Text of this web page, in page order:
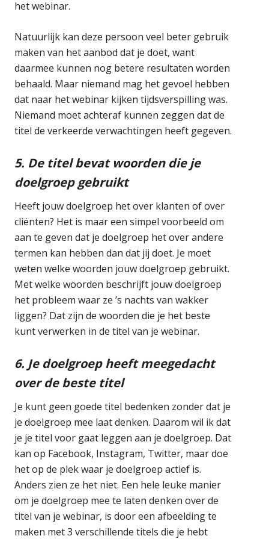
het webinar.
Natuurlijk kan deze persoon veel beter gebruik
maken van het aanbod dat je doet, want
daarmee kunnen nog betere resultaten worden
behaald. Maar niemand mag het gevoel hebben
dat naar het webinar kijken tijdsverspilling was.
Niemand moet achteraf kunnen zeggen dat de
titel de verkeerde verwachtingen heeft gegeven.
5. De titel bevat woorden die je
doelgroep gebruikt
Heeft jouw doelgroep het over klanten of over
cliënten? Het is maar een simpel voorbeeld om
aan te geven dat je doelgroep het over andere
termen kan hebben dan dat jij doet. Je moet
weten welke woorden jouw doelgroep gebruikt.
Met welke woorden beschrijft jouw doelgroep
het probleem waar ze ’s nachts van wakker
liggen? Dat zijn de woorden die je het beste
kunt verwerken in de titel van je webinar.
6. Je doelgroep heeft meegedacht
over de beste titel
Je kunt geen goede titel bedenken zonder dat je
je doelgroep mee laat denken. Daarom wil ik dat
je je titel voor gaat leggen aan je doelgroep. Dat
kan op Facebook, Instagram, Twitter, maar doe
het op de plek waar je doelgroep actief is.
Anders zien ze het niet. Een hele leuke manier
om je doelgroep mee te laten denken over de
titel van je webinar, is door een afbeelding te
maken met 3 verschillende titels die je hebt